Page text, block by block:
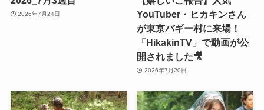
2026年7月24日
YouTuber・ヒカキンさん
が東京バギー村に来場！
「HikakinTV」で動画が公
開されました🎥
2026年7月20日